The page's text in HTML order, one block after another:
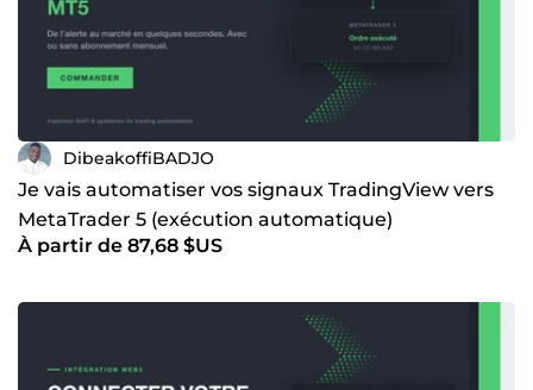
DibeakoffiBADJO
Je vais automatiser vos signaux TradingView vers
MetaTrader 5 (exécution automatique)
À partir de 87,68 $US